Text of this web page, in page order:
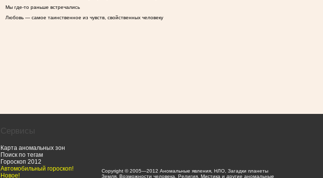
Мы где-то раньше встречались
Любовь — самое таинственное из чувств, свойственных человеку
Сервисы
Карта аномальных зон
Поиск по тегам
Гороскоп 2012
Автомобильный гороскоп!
Новое!
Copyright © 2005—2012 Аномальные явления, НЛО, Загадки планеты
Земля, Возможности человека, Религия, Мистика и другие аномальные